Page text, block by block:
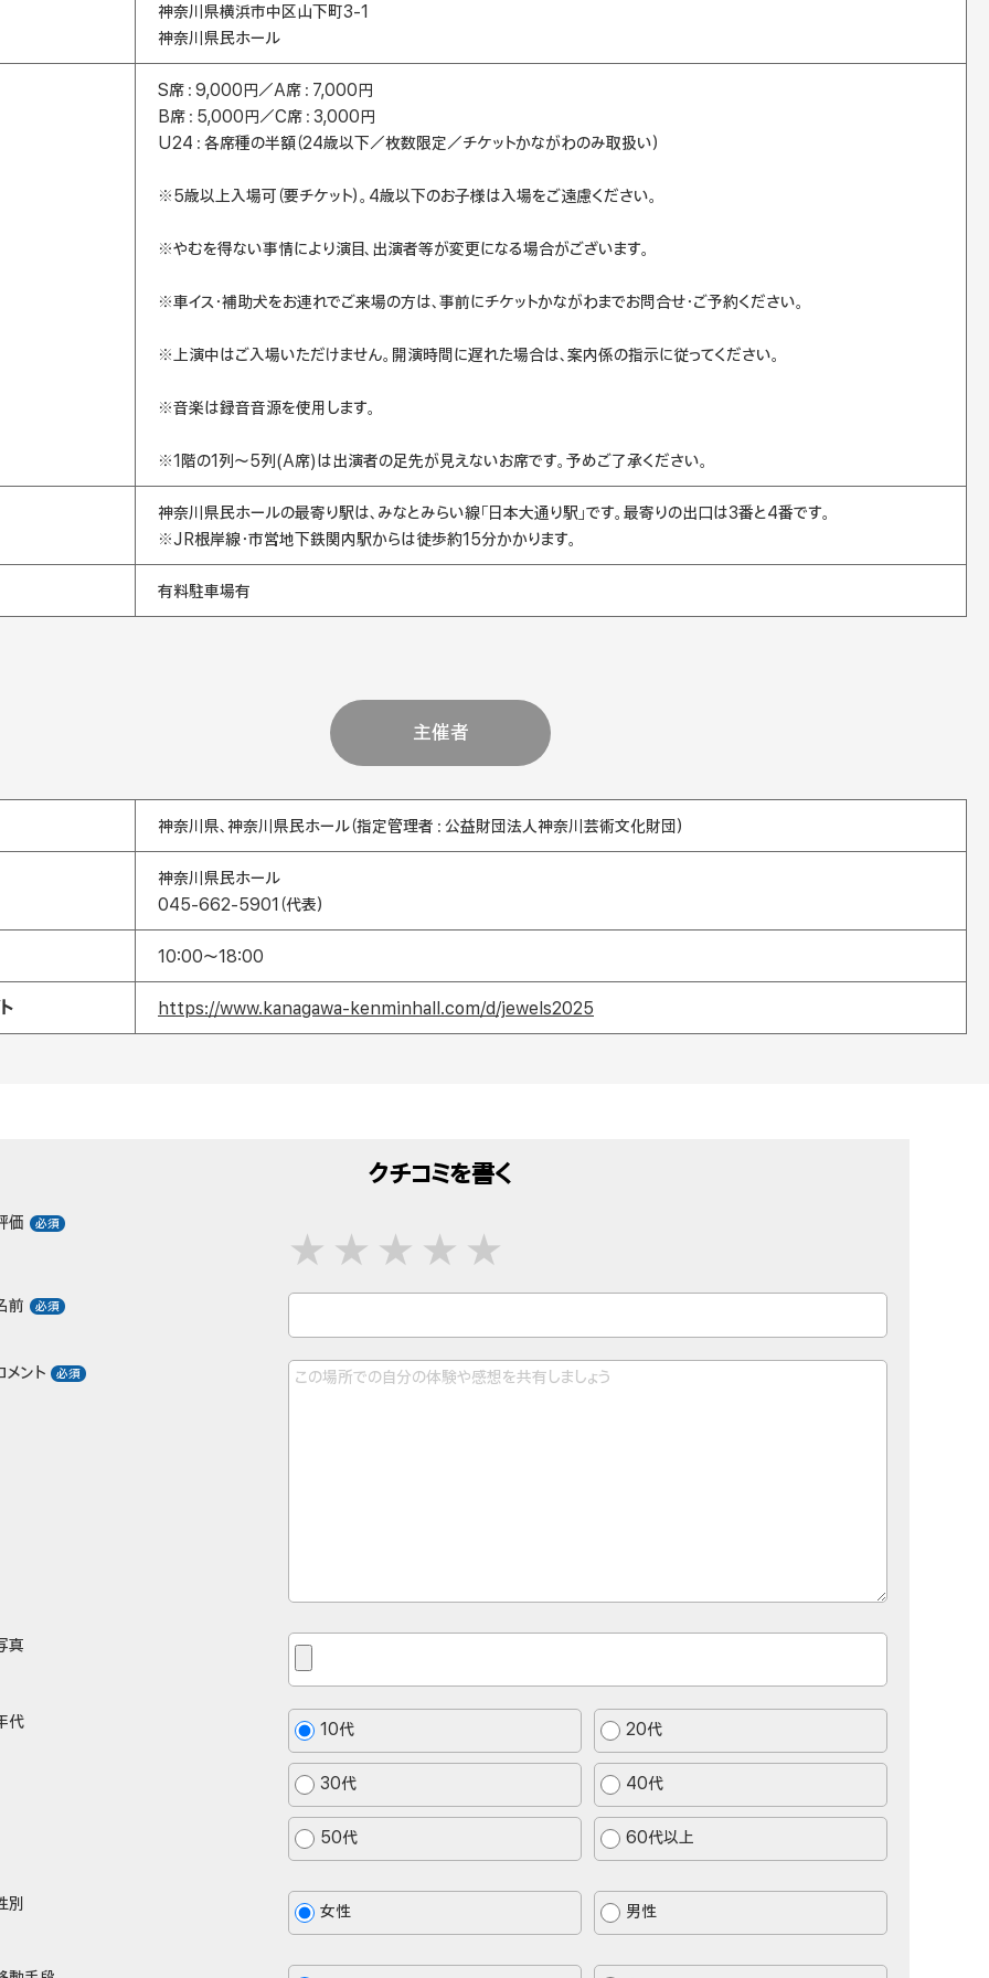
神奈川県横浜市中区山下町3-1
神奈川県民ホール
S席：9,000円／A席：7,000円
B席：5,000円／C席：3,000円
U24：各席種の半額（24歳以下／枚数限定／チケットかながわのみ取扱い）
※5歳以上入場可（要チケット）。4歳以下のお子様は入場をご遠慮ください。
※やむを得ない事情により演目、出演者等が変更になる場合がございます。
※車イス・補助犬をお連れでご来場の方は、事前にチケットかながわまでお問合せ・ご予約ください。
※上演中はご入場いただけません。開演時間に遅れた場合は、案内係の指示に従ってください。
※音楽は録音音源を使用します。
※1階の1列～5列(A席)は出演者の足先が見えないお席です。予めご了承ください。
神奈川県民ホールの最寄り駅は、みなとみらい線「日本大通り駅」です。最寄りの出口は3番と4番です。
※JR根岸線・市営地下鉄関内駅からは徒歩約15分かかります。
有料駐車場有
主催者
神奈川県、神奈川県民ホール（指定管理者：公益財団法人神奈川芸術文化財団）
神奈川県民ホール
045-662-5901（代表）
10:00～18:00
https://www.kanagawa-kenminhall.com/d/jewels2025
クチコミを書く
価
前
メント
真
代 10代 20代
30代 40代
50代 60代以上
別 女性 男性